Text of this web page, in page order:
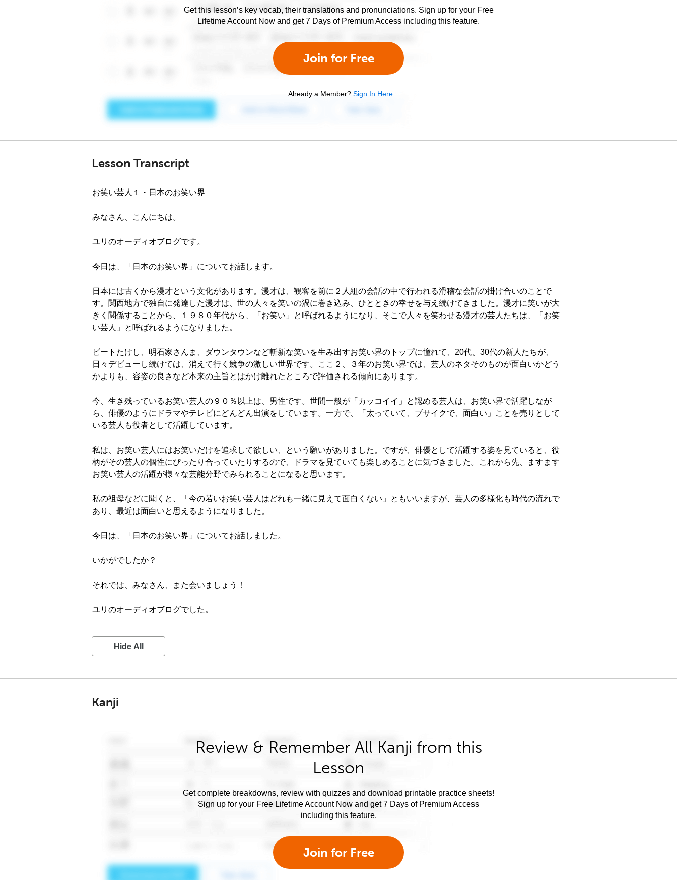
Get this lesson’s key vocab, their translations and pronunciations. Sign up for your Free
Lifetime Account Now and get 7 Days of Premium Access including this feature.
Join for Free
Already a Member? Sign In Here
Lesson Transcript
お笑い芸人１・日本のお笑い界
みなさん、こんにちは。
ユリのオーディオブログです。
今日は、「日本のお笑い界」についてお話します。
日本には古くから漫才という文化があります。漫才は、観客を前に２人組の会話の中で行われる滑稽な会話の掛け合いのことで
す。関西地方で独自に発達した漫才は、世の人々を笑いの渦に巻き込み、ひとときの幸せを与え続けてきました。漫才に笑いが大
きく関係することから、１９８０年代から、「お笑い」と呼ばれるようになり、そこで人々を笑わせる漫才の芸人たちは、「お笑
い芸人」と呼ばれるようになりました。
ビートたけし、明石家さんま、ダウンタウンなど斬新な笑いを生み出すお笑い界のトップに憧れて、20代、30代の新人たちが、
日々デビューし続けては、消えて行く競争の激しい世界です。ここ２、３年のお笑い界では、芸人のネタそのものが面白いかどう
かよりも、容姿の良さなど本来の主旨とはかけ離れたところで評価される傾向にあります。
今、生き残っているお笑い芸人の９０％以上は、男性です。世間一般が「カッコイイ」と認める芸人は、お笑い界で活躍しなが
ら、俳優のようにドラマやテレビにどんどん出演をしています。一方で、「太っていて、ブサイクで、面白い」ことを売りとして
いる芸人も役者として活躍しています。
私は、お笑い芸人にはお笑いだけを追求して欲しい、という願いがありました。ですが、俳優として活躍する姿を見ていると、役
柄がその芸人の個性にぴったり合っていたりするので、ドラマを見ていても楽しめることに気づきました。これから先、ますます
お笑い芸人の活躍が様々な芸能分野でみられることになると思います。
私の祖母などに聞くと、「今の若いお笑い芸人はどれも一緒に見えて面白くない」ともいいますが、芸人の多様化も時代の流れで
あり、最近は面白いと思えるようになりました。
今日は、「日本のお笑い界」についてお話しました。
いかがでしたか？
それでは、みなさん、また会いましょう！
ユリのオーディオブログでした。
Hide All
Kanji
Review & Remember All Kanji from this
Lesson
Get complete breakdowns, review with quizzes and download printable practice sheets!
Sign up for your Free Lifetime Account Now and get 7 Days of Premium Access
including this feature.
Join for Free